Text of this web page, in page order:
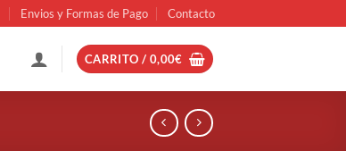
Envios y Formas de Pago Contacto
CARRITO / 0,00€